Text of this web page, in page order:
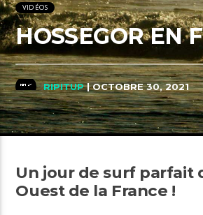
VIDÉOS
HOSSEGOR EN
RIPITUP| OCTOBRE 30, 2021
Un jour de surf parfait
Ouest de la France !